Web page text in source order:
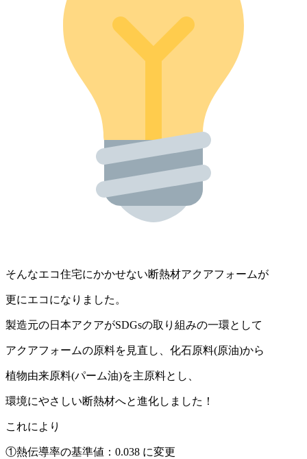
そんなエコ住宅にかかせない断熱材アクアフォームが
更にエコになりました。
製造元の日本アクアがSDGsの取り組みの一環として
アクアフォームの原料を見直し、化石原料(原油)から
植物由来原料(パーム油)を主原料とし、
環境にやさしい断熱材へと進化しました！
これにより
①熱伝導率の基準値：0.038 に変更